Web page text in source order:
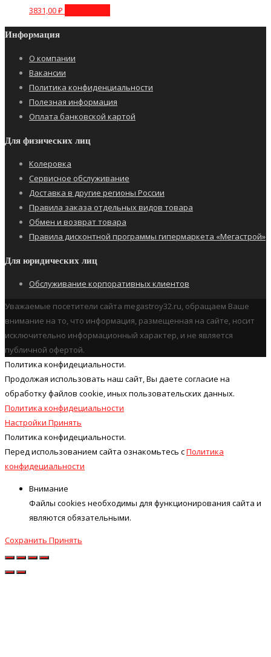
3831,00₽
Информация
О компании
Вакансии
Политика конфиденциальности
Полезная информация
Оплата банковской картой
Для физических лиц
Колеровка
Сервисное обслуживание
Доставка в другие регионы России
Правила заказа отдельных видов товара
Обмен и возврат товара
Правила дисконтной программы гипермаркета «Мегастрой»
Для юридических лиц
Обслуживание корпоративных клиентов
Уважаемые посетители сайта megastroy32.ru, обращаем Ваше
внимание на то, что информация, размещенная на сайте, носит
исключительно информационный характер, и не является
публичной офертой.
Политика конфидециальности.
Продолжая использовать наш cайт, Вы даете согласие на
обработку файлов cookie, иных пользовательских данных.
Политика конфидециальности
Настройки Принять
Политика конфидециальности.
Перед использованием сайта ознакомьтесь сПолитика
конфидециальности
Внимание
Файлы cookies необходимы для функционирования сайта и
являются обязательными.
Сохранить Принять